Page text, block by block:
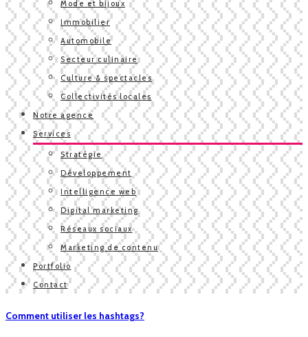
Mode et bijoux
Immobilier
Automobile
Secteur culinaire
Culture & spectacles
Collectivités locales
Notre agence
Services
Stratégie
Développement
Intelligence web
Digital marketing
Réseaux sociaux
Marketing de contenu
Portfolio
Contact
Comment utiliser les hashtags?